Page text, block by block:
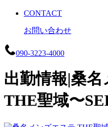
CONTACT
お問い合わせ
090-3223-4000
出勤情報|桑
THE聖域〜